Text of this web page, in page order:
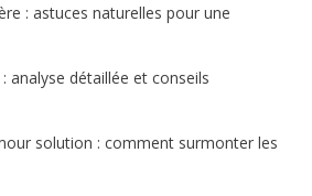
: astuces naturelles pour une
analyse détaillée et conseils
solution : comment surmonter les